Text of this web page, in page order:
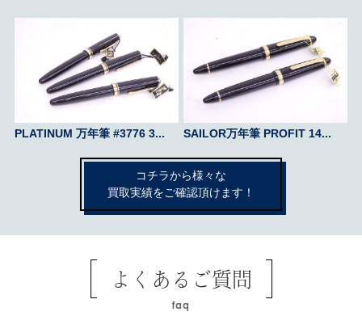
PLATINUM 万年筆 #3776 3... SAILOR万年筆 PROFIT 14...
コチラから様々な
買取実績をご確認頂けます！
よくあるご質問
faq